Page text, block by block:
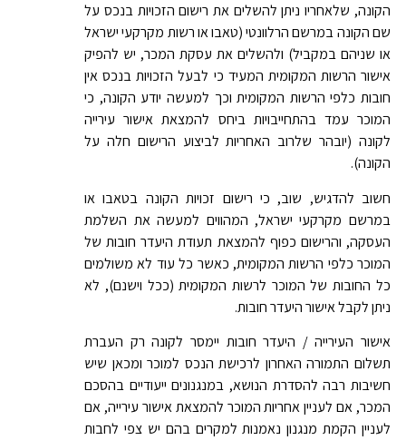
הקונה, שלאחריו ניתן להשלים את רישום הזכויות בנכס על
שם הקונה במרשם הרלוונטי (טאבו או רשות מקרקעי ישראל
או שניהם במקביל) ולהשלים את עסקת המכר, יש להפיק
אישור הרשות המקומית המעיד כי לבעל הזכויות בנכס אין
חובות כלפי הרשות המקומית וכך למעשה יודע הקונה, כי
המוכר עמד בהתחייבויות ביחס להמצאת אישור עירייה
לקונה (יובהר שלרוב האחריות לביצוע הרישום חלה על
הקונה).
חשוב להדגיש, שוב, כי רישום זכויות הקונה בטאבו או
במרשם מקרקעי ישראל, המהווים למעשה את השלמת
העסקה, והרישום כפוף להמצאת תעודת היעדר חובות של
המוכר כלפי הרשות המקומית, כאשר כל עוד לא משולמים
כל החובות של המוכר לרשות המקומית (ככל וישנם), לא
ניתן לקבל אישור היעדר חובות.
אישור העירייה / היעדר חובות יימסר לקונה רק העברת
תשלום התמורה האחרון לרכישת הנכס למוכר ומכאן שיש
חשיבות רבה להסדרת הנושא, במנגנונים ייעודיים בהסכם
המכר, אם לעניין אחריות המוכר להמצאת אישור עירייה, אם
לעניין הקמת מנגנון נאמנות למקרים בהם יש צפי לחבות